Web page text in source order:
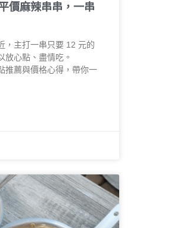
價麻辣串串，一串
，主打一串只要 12 元的
放心點、盡情吃。
推薦與價格心得，帶你一